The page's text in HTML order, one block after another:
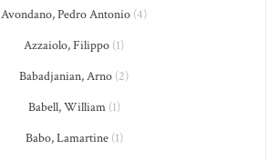
Avondano, Pedro Antonio (4)
Azzaiolo, Filippo (1)
Babadjanian, Arno (2)
Babell, William(1)
Babo, Lamartine(1)